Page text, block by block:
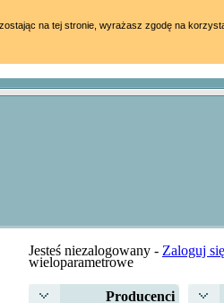
Jesteś niezalogowany - Zaloguj się
wieloparametrowe
Producenci
na tej stronie, wyrażasz zgodę na